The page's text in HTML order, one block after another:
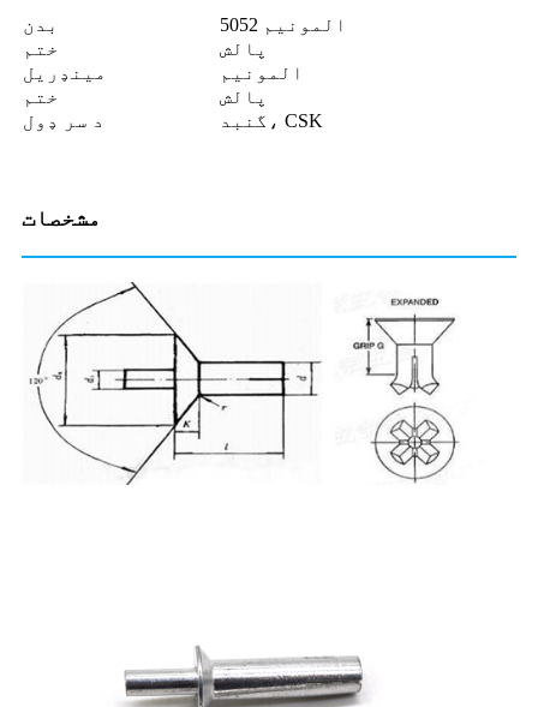
بدن
المونیم 5052
ختم
پالش
مینډریل
المونیم
ختم
پالش
د سر ډول
گنبد، CSK
مشخصات